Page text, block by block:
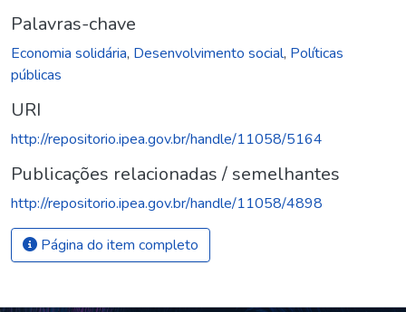
Palavras-chave
Economia solidária, Desenvolvimento social, Políticas
públicas
URI
http://repositorio.ipea.gov.br/handle/11058/5164
Publicações relacionadas / semelhantes
http://repositorio.ipea.gov.br/handle/11058/4898
Página do item completo